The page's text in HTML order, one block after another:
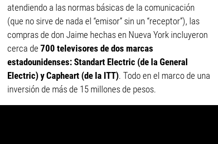
atendiendo a las normas básicas de la comunicación
(que no sirve de nada el “emisor” sin un “receptor”), las
compras de don Jaime hechas en Nueva York incluyeron
cerca de 700 televisores de dos marcas
estadounidenses: Standart Electric (de la General
Electric) y Capheart (de la ITT). Todo en el marco de una
inversión de más de 15 millones de pesos.